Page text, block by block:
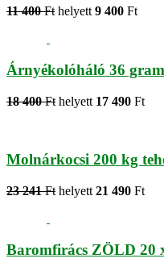
11 400 Ft helyett 9 400 Ft
Árnyékolóháló 36
18 400 Ft helyett 17 490 Ft
Molnárkocsi 200 kg
23 241 Ft helyett 21 490 Ft
Baromfirács ZÖLD 20